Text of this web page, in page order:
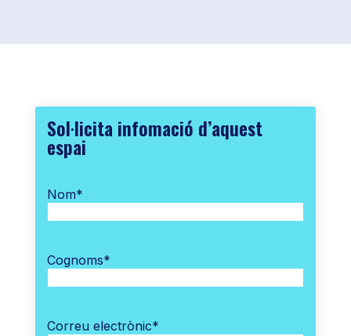
Sol·licita infomació d’aquest
espai
Nom*
Cognoms*
Correu electrònic*